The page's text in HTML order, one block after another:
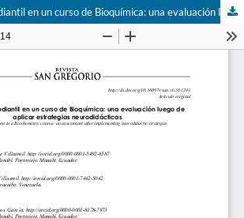
Satisfacción estudiantil en un curso de Bioquímica: una evaluación luego de aplicar estrategias neurodidácticas